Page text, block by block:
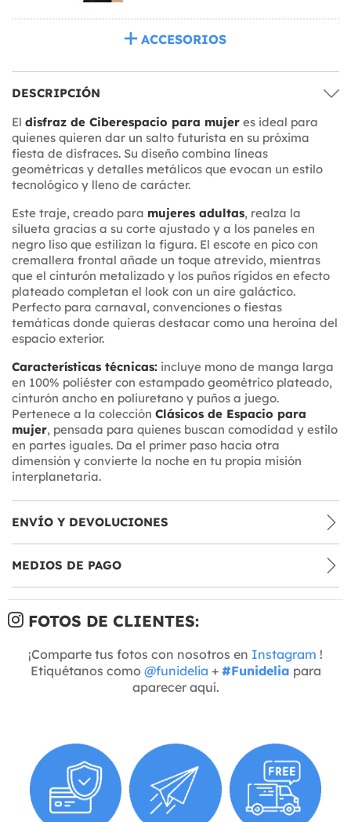
ACCESORIOS
DESCRIPCIÓN
El disfraz de Ciberespacio para mujer es ideal para
quienes quieren dar un salto futurista en su próxima
fiesta de disfraces. Su diseño combina líneas
geométricas y detalles metálicos que evocan un estilo
tecnológico y lleno de carácter.
Este traje, creado para mujeres adultas, realza la
silueta gracias a su corte ajustado y a los paneles en
negro liso que estilizan la figura. El escote en pico con
cremallera frontal añade un toque atrevido, mientras
que el cinturón metalizado y los puños rígidos en efecto
plateado completan el look con un aire galáctico.
Perfecto para carnaval, convenciones o fiestas
temáticas donde quieras destacar como una heroína del
espacio exterior.
Características técnicas: incluye mono de manga larga
en 100% poliéster con estampado geométrico plateado,
cinturón ancho en poliuretano y puños a juego.
Pertenece a la colección Clásicos de Espacio para
mujer, pensada para quienes buscan comodidad y estilo
en partes iguales. Da el primer paso hacia otra
dimensión y convierte la noche en tu propia misión
interplanetaria.
ENVÍO Y DEVOLUCIONES
MEDIOS DE PAGO
FOTOS DE CLIENTES:
¡Comparte tus fotos con nosotros en Instagram !
Etiquétanos como @funidelia + #Funidelia para
aparecer aquí.